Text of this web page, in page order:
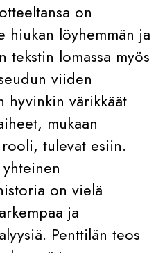
on
hiukan löyhemmän ja
tekstin lomassa myös
viiden
hyvinkin värikkäät
mukaan
tulevat esiin.
on vielä
ja
Penttilän teos